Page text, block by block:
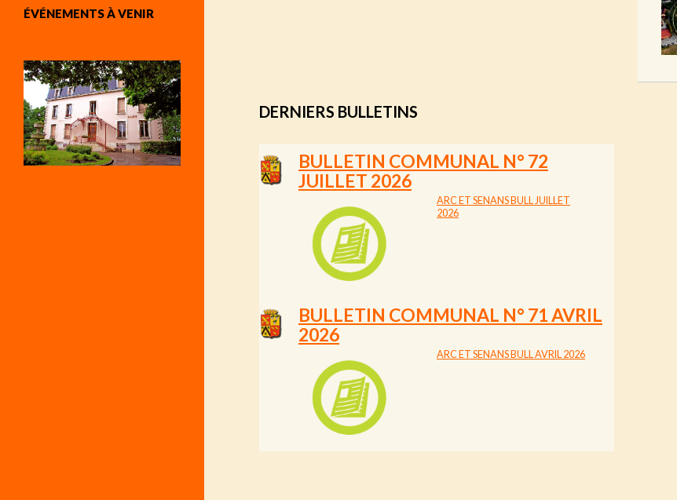
DERNIERS BULLETINS
BULLETIN COMMUNAL N° 72
JUILLET 2026
ARC ET SENANS BULL JUILLET
2026
BULLETIN COMMUNAL N° 71 AVRIL
2026
ARC ET SENANS BULL AVRIL 2026
ÉVÉNEMENTS À VENIR